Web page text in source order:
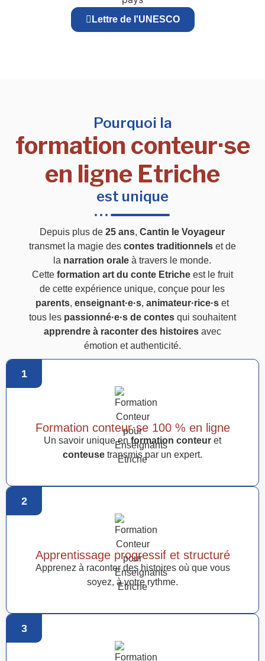
Lettre de l'UNESCO
Pourquoi la
formation conteur·se
en ligne Etriche
est unique
Depuis plus de25 ans,Cantin le Voyageur
transmet la magie des contes traditionnelset de
la narration orale à travers le monde.
Cette formation art du conte Etricheest le fruit
de cette expérience unique, conçue pour les
parents,enseignant·e·s,animateur·rice·s et
tous les passionné·e·s de contesqui souhaitent
apprendre à raconter des histoiresavec
émotion et authenticité.
1
Formation conteur·se 100 % en ligne
Un savoir unique en formation conteur et
conteuse transmis par un expert.
2
Apprentissage progressif et structuré
Apprenez à raconter des histoires où que vous
soyez, à votre rythme.
3